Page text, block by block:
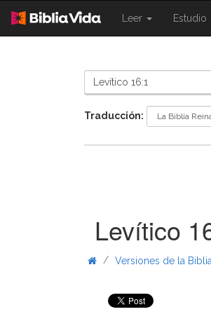
Leer
{{
Estudio
Traducción:
Levítico
/ Versiones de la Biblia